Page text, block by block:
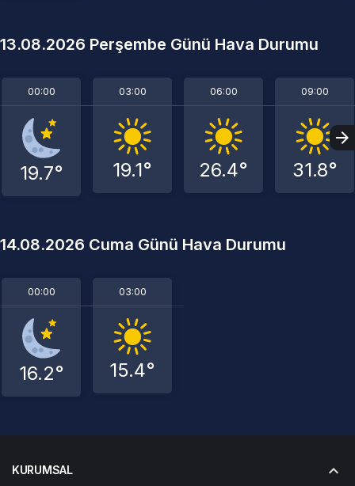
13.08.2026 Perşembe Günü Hava Durumu
00:00
19.7°
03:00
19.1°
06:00
26.4°
09:00
31.8°
14.08.2026 Cuma Günü Hava Durumu
00:00
16.2°
03:00
15.4°
KURUMSAL